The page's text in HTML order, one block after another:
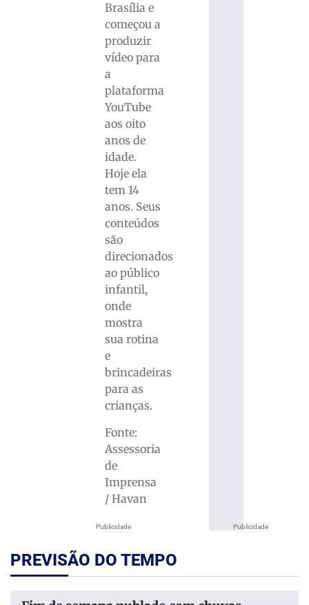
Publicidade
Brasília e
começou a
produzir
vídeo para
a
plataforma
YouTube
aos oito
anos de
idade.
Hoje ela
tem 14
anos. Seus
conteúdos
são
direcionados
ao público
infantil,
onde
mostra
sua rotina
e
brincadeiras
para as
crianças.
Fonte:
Assessoria
de
Imprensa
/ Havan
Publicidade
PREVISÃO DO TEMPO